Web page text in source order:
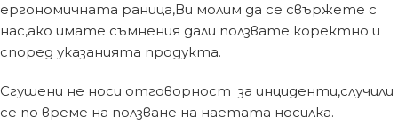
ергономичната раница,Ви молим да се свържете с
нас,ако имате съмнения дали ползвате коректно и
според указанията продукта.
Сгушени не носи отговорност за инциденти,случили
се по време на ползване на наетата носилка.